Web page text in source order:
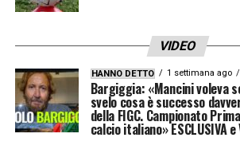
VIDEO
HANNO DETTO 1 settimana ago
Bargiggia: «Mancini voleva
svelo cosa è successo
della FIGC. Campionato
calcio italiano» ESCLUSIVA e